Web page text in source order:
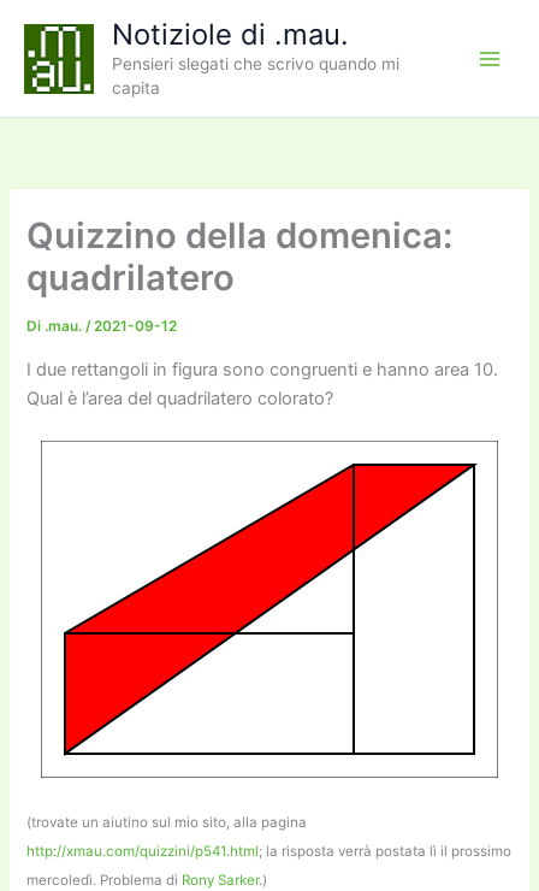
contenuto
Notiziole di .mau.
Pensieri slegati che scrivo quando mi
capita
Quizzino della domenica:
quadrilatero
Di .mau./2021-09-12
I due rettangoli in figura sono congruenti e hanno area 10.
Qual è l’area del quadrilatero colorato?
(trovate un aiutino sul mio sito, alla pagina
http://xmau.com/quizzini/p541.html; la risposta verrà postata lì il prossimo
mercoledì. Problema di Rony Sarker.)